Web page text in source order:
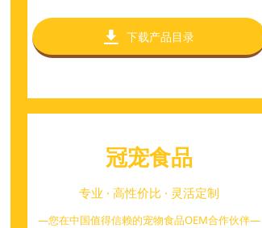
 下载产品目录
冠宠食品
专业 · 高性价比 · 灵活定制
—您在中国值得信赖的宠物食品OEM合作伙伴—